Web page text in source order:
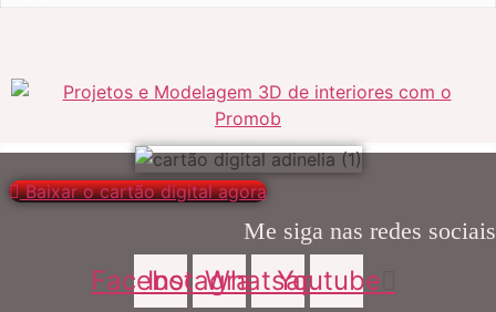
Baixar o cartão digital agora
Me siga nas redes sociais
Facebook
Instagram
Whatsapp
Youtube